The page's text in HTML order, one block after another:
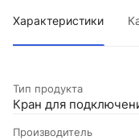
Характеристики
Тип продукта
Кран для
Производитель